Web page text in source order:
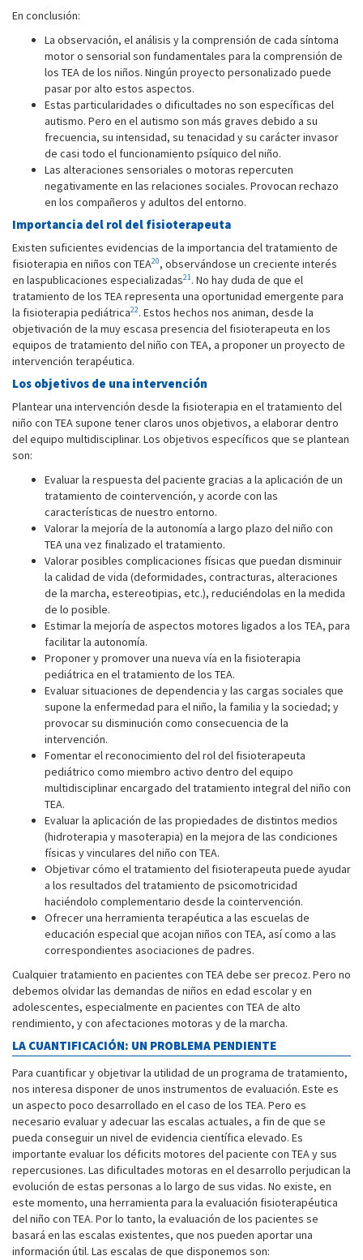
En conclusión:
La observación, el análisis y la comprensión de cada síntoma
motor o sensorial son fundamentales para la comprensión de
los TEA de los niños. Ningún proyecto personalizado puede
pasar por alto estos aspectos.
Estas particularidades o dificultades no son específicas del
autismo. Pero en el autismo son más graves debido a su
frecuencia, su intensidad, su tenacidad y su carácter invasor
de casi todo el funcionamiento psíquico del niño.
Las alteraciones sensoriales o motoras repercuten
negativamente en las relaciones sociales. Provocan rechazo
en los compañeros y adultos del entorno.
Importancia del rol del fisioterapeuta
Existen suficientes evidencias de la importancia del tratamiento de
fisioterapia en niños con TEA20, observándose un creciente interés
en laspublicaciones especializadas21. No hay duda de que el
tratamiento de los TEA representa una oportunidad emergente para
la fisioterapia pediátrica22. Estos hechos nos animan, desde la
objetivación de la muy escasa presencia del fisioterapeuta en los
equipos de tratamiento del niño con TEA, a proponer un proyecto de
intervención terapéutica.
Los objetivos de una intervención
Plantear una intervención desde la fisioterapia en el tratamiento del
niño con TEA supone tener claros unos objetivos, a elaborar dentro
del equipo multidisciplinar. Los objetivos específicos que se plantean
son:
Evaluar la respuesta del paciente gracias a la aplicación de un
tratamiento de cointervención, y acorde con las
características de nuestro entorno.
Valorar la mejoría de la autonomía a largo plazo del niño con
TEA una vez finalizado el tratamiento.
Valorar posibles complicaciones físicas que puedan disminuir
la calidad de vida (deformidades, contracturas, alteraciones
de la marcha, estereotipias, etc.), reduciéndolas en la medida
de lo posible.
Estimar la mejoría de aspectos motores ligados a los TEA, para
facilitar la autonomía.
Proponer y promover una nueva vía en la fisioterapia
pediátrica en el tratamiento de los TEA.
Evaluar situaciones de dependencia y las cargas sociales que
supone la enfermedad para el niño, la familia y la sociedad; y
provocar su disminución como consecuencia de la
intervención.
Fomentar el reconocimiento del rol del fisioterapeuta
pediátrico como miembro activo dentro del equipo
multidisciplinar encargado del tratamiento integral del niño con
TEA.
Evaluar la aplicación de las propiedades de distintos medios
(hidroterapia y masoterapia) en la mejora de las condiciones
físicas y vinculares del niño con TEA.
Objetivar cómo el tratamiento del fisioterapeuta puede ayudar
a los resultados del tratamiento de psicomotricidad
haciéndolo complementario desde la cointervención.
Ofrecer una herramienta terapéutica a las escuelas de
educación especial que acojan niños con TEA, así como a las
correspondientes asociaciones de padres.
Cualquier tratamiento en pacientes con TEA debe ser precoz. Pero no
debemos olvidar las demandas de niños en edad escolar y en
adolescentes, especialmente en pacientes con TEA de alto
rendimiento, y con afectaciones motoras y de la marcha.
LA CUANTIFICACIÓN: UN PROBLEMA PENDIENTE
Para cuantificar y objetivar la utilidad de un programa de tratamiento,
nos interesa disponer de unos instrumentos de evaluación. Este es
un aspecto poco desarrollado en el caso de los TEA. Pero es
necesario evaluar y adecuar las escalas actuales, a fin de que se
pueda conseguir un nivel de evidencia científica elevado. Es
importante evaluar los déficits motores del paciente con TEA y sus
repercusiones. Las dificultades motoras en el desarrollo perjudican la
evolución de estas personas a lo largo de sus vidas. No existe, en
este momento, una herramienta para la evaluación fisioterapéutica
del niño con TEA. Por lo tanto, la evaluación de los pacientes se
basará en las escalas existentes, que nos pueden aportar una
información útil. Las escalas de que disponemos son: